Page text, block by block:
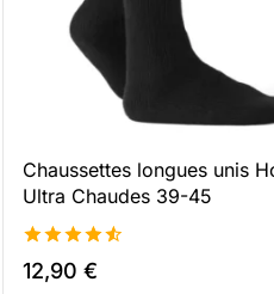
Chaussettes longues unis
Ultra Chaudes 39-45
4.58
de 5
12,90€